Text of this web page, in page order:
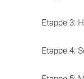
Etappe 3:
Etappe 4: